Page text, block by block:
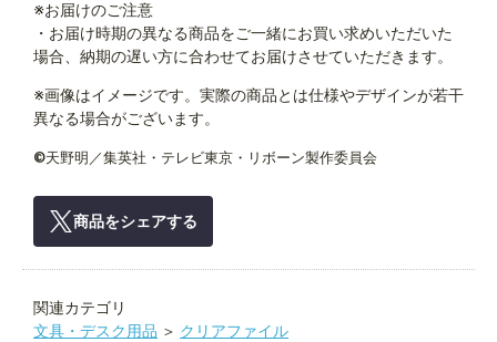
※お届けのご注意
・お届け時期の異なる商品をご一緒にお買い求めいただいた
場合、納期の遅い方に合わせてお届けさせていただきます。
※画像はイメージです。実際の商品とは仕様やデザインが若干
異なる場合がございます。
©天野明／集英社・テレビ東京・リボーン製作委員会
商品をシェアする
関連カテゴリ
文具・デスク用品 ＞ クリアファイル